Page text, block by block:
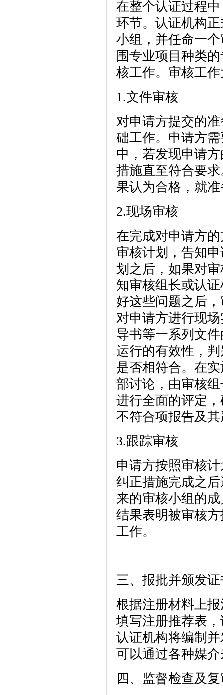
在整个认证过程
环节。认证机构
小组，并任命一
围专业项目种类
核工作。审核工
1.文件审核
对申请方提交的
础工作。申请方
中，若发现申请
措施直至符合要
果认为合格，就
2.现场审核
在完成对申请方
审核计划，告知
划之后，如果对
知审核组长或认
好这些问题之后
对申请方进行现
导书等一系列文
运行的有效性，
是否相符合。在
部讨论，由审核
进行全面的评定
不符合项报告及
3.跟踪审核
申请方按照审核
纠正措施完成之
来的审核小组的
结果表明被审核
工作。
三、报批并颁发证
根据注册材料上
填写注册推荐表
认证机构将编制
可以通过各种媒
四、监督检查及